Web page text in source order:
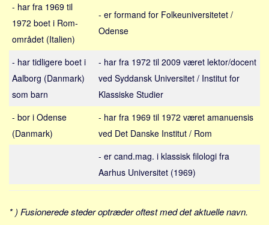
Italien
Grækenland
USA
Alle
Nøgleord
Bolig
Virksomhed
Pension og opsparing
Social sikring og sundhed
- har fra 1969 til
1972 boet i Rom-
området (Italien)
- er formand for Folkeuniversitetet /
Odense
- har tidligere boet i
Aalborg (Danmark)
som barn
- har fra 1972 til 2009 været lektor/docent
ved Syddansk Universitet / Institut for
Klassiske Studier
- bor i Odense
(Danmark)
- har fra 1969 til 1972 været amanuensis
ved Det Danske Institut / Rom
- er cand.mag. i klassisk filologi fra
Aarhus Universitet (1969)
* ) Fusionerede steder optræder oftest med det aktuelle navn.